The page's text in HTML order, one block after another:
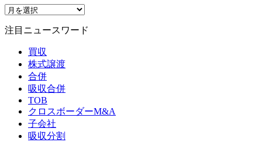
注目ニュースワード
買収
株式譲渡
合併
吸収合併
TOB
クロスボーダーM&A
子会社
吸収分割